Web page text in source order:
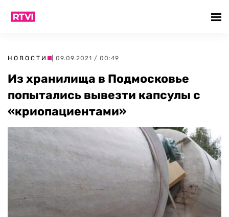
НОВОСТИ | 09.09.2021 / 00:49
Из хранилища в Подмосковье
попытались вывезти капсулы с
«криопациентами»